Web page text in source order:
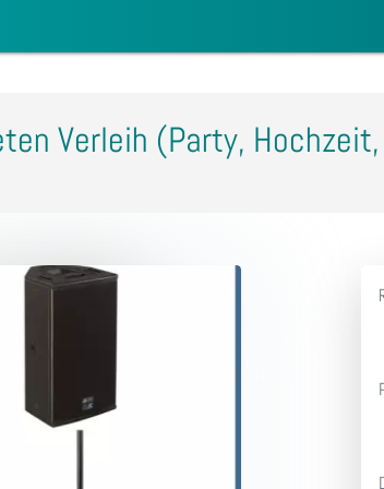
Verleih (Party,